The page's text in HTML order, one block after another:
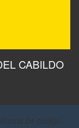
CABILDO
de código